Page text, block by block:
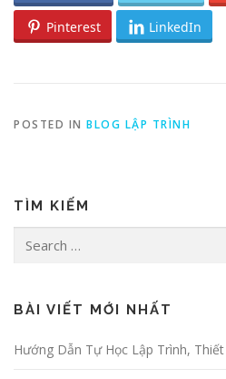
Pinterest LinkedIn
POSTED IN BLOG LẬP TRÌNH
TÌM KIẾM
BÀI VIẾT MỚI NHẤT
Hướng Dẫn Tự Học Lập Trình,